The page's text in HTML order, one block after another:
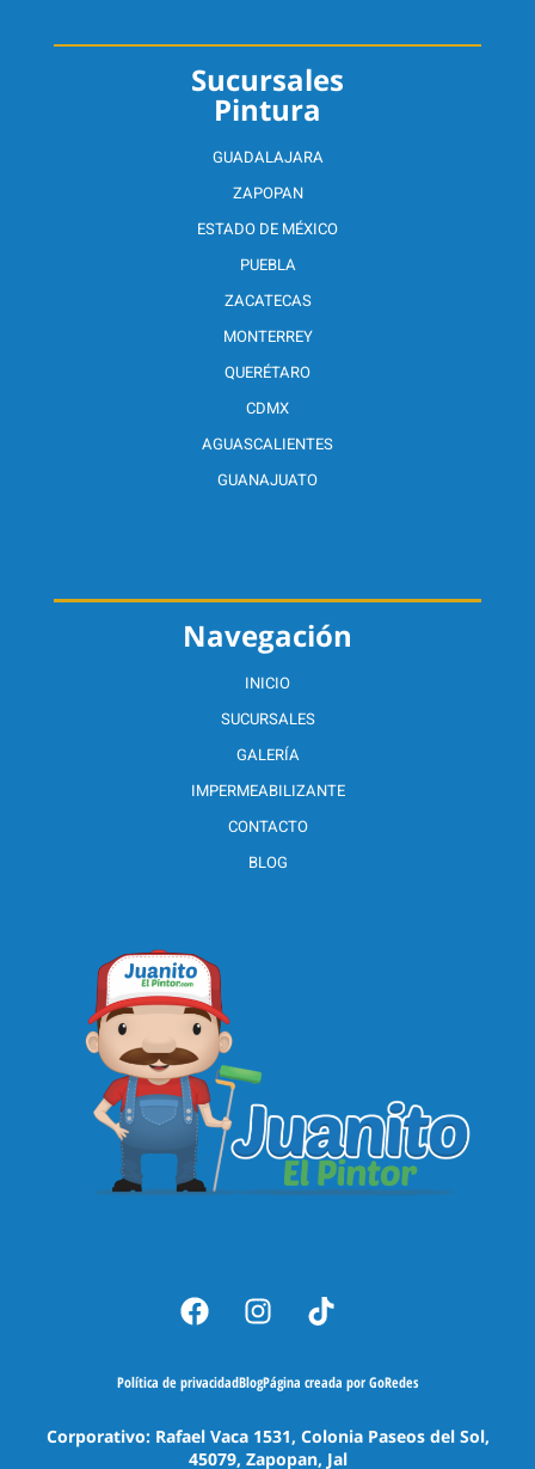
Navegación
INICIO
SUCURSALES
GALERÍA
IMPERMEABILIZANTE
CONTACTO
BLOG
Sucursales
Pintura
GUADALAJARA
ZAPOPAN
ESTADO DE MÉXICO
PUEBLA
ZACATECAS
MONTERREY
QUERÉTARO
CDMX
AGUASCALIENTES
GUANAJUATO
Política de privacidadBlogPágina creada por GoRedes
Corporativo: Rafael Vaca 1531, Colonia Paseos del Sol,
45079, Zapopan, Jal